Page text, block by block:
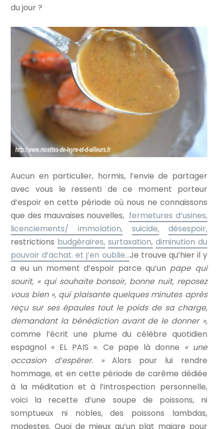
du jour ?
Aucun en particulier, hormis, l’envie de partager
avec vous le ressenti de ce moment porteur
d’espoir en cette période où nous ne connaissons
que des mauvaises nouvelles, fermetures d’usines,
licenciements/ immolation, suicide,
désespoir,
restrictions budgéraires, surtaxation, diminution du
pouvoir d’achat. et j’en oublie…Je trouve qu’hier il y
a eu un moment d’espoir parce qu’un pape qui
sourit, « qui souhaite bonsoir, bonne nuit, reposez
vous bien », qui plaisante quelques minutes après
reçu sur ses épaules tout le poids de sa charge,
demandant la bénédiction avant de le donner »,
comme l’écrit une plume du célèbre quotidien
espagnol « EL PAIS ». Ce pape là donne « une
occasion d’espérer. » Alors pour lui rendre
hommage, et en cette période de carême dédiée
à la méditation et à l’introspection personnelle,
voici la recette d’une soupe de poissons, ni
somptueux ni nobles, des poissons lambdas,
modestes. Quoi de mieux qu’un plat maigre pour